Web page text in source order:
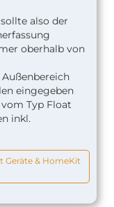
also der
oberhalb von
eingegeben
Typ Float
inkl.
Geräte & HomeKit